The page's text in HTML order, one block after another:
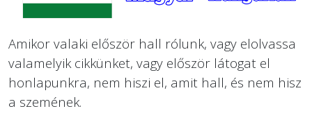
Amikor valaki először hall rólunk, vagy elolvassa
valamelyik cikkünket, vagy először látogat el
honlapunkra, nem hiszi el, amit hall, és nem hisz
a szemének.